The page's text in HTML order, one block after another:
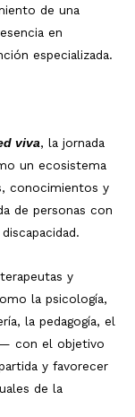
de una
en
especializada.
viva, la jornada
un ecosistema
conocimientos y
de personas con
y
la psicología,
la pedagogía, el
con el objetivo
y favorecer
de la